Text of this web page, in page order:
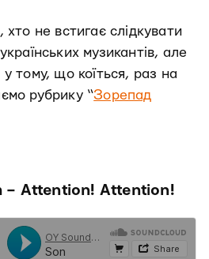
не встигає слідкувати
музикантів, але
тому, що коїться, раз на
рубрику “Зорепад
– Attention! Attention!